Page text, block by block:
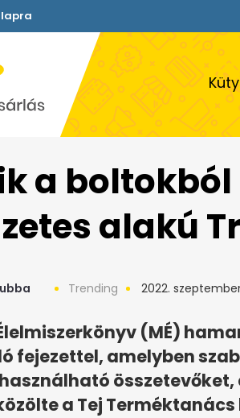
a
alakú
Trending 2022. szeptember
(MÉ)
fejezettel, amelyben
a Tej Terméktanács